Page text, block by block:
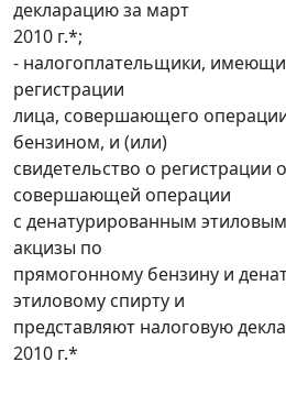
декларацию за март
2010 г.*;
- налогоплательщики,
регистрации
лица, совершающего
бензином, и (или)
свидетельство о регистрации
совершающей операции
с денатурированным
акцизы по
прямогонному бензину и
этиловому спирту и
представляют налоговую
2010 г.*